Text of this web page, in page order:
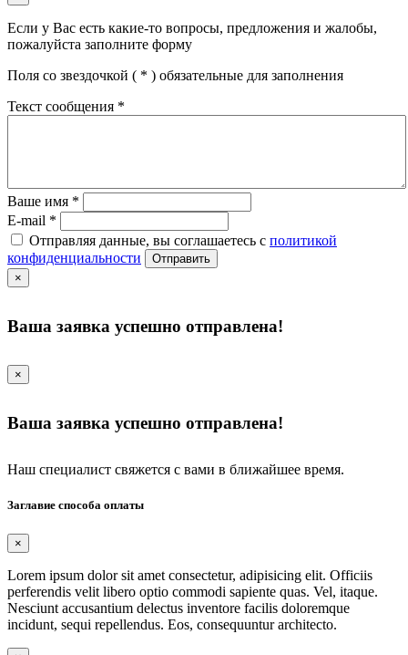
Если у Вас есть какие-то вопросы, предложения и жалобы,
пожалуйста заполните форму
Поля со звездочкой ( * ) обязательные для заполнения
Текст сообщения *
Ваше имя *
E-mail *
Отправляя данные, вы соглашаетесь с политикой
конфиденциальности
Отправить
×
Ваша заявка успешно отправлена!
×
Ваша заявка успешно отправлена!
Наш специалист свяжется с вами в ближайшее время.
Заглавие способа оплаты
×
Lorem ipsum dolor sit amet consectetur, adipisicing elit. Officiis
perferendis velit libero optio commodi sapiente quas. Vel, itaque.
Nesciunt accusantium delectus inventore facilis doloremque
incidunt, sequi repellendus. Eos, consequuntur architecto.